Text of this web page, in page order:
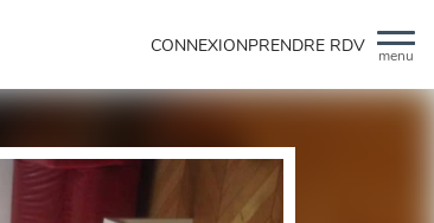
menu
CONNEXIONPRENDRE RDV